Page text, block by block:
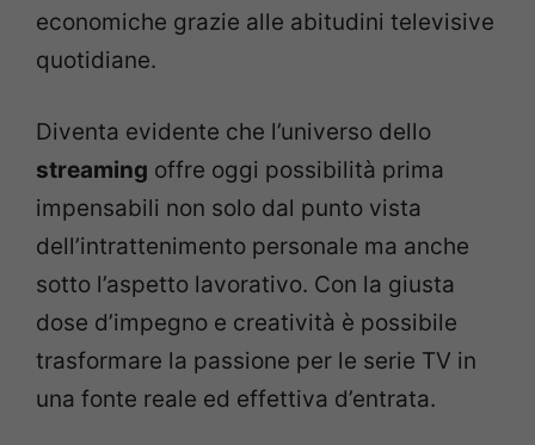
economiche grazie alle abitudini televisive
quotidiane.
Diventa evidente che l’universo dello
streaming offre oggi possibilità prima
impensabili non solo dal punto vista
dell’intrattenimento personale ma anche
sotto l’aspetto lavorativo. Con la giusta
dose d’impegno e creatività è possibile
trasformare la passione per le serie TV in
una fonte reale ed effettiva d’entrata.